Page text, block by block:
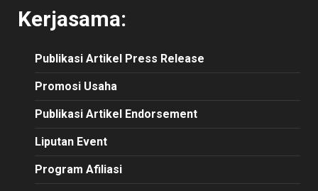
Kerjasama:
Publikasi Artikel Press Release
Promosi Usaha
Publikasi Artikel Endorsement
Liputan Event
Program Afiliasi